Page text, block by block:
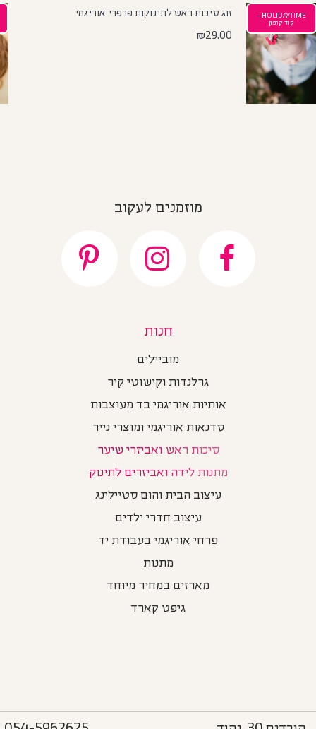
HOLIDAYTIME -
קוד קופון
זוג סיכות ראש לתינוקות פרפרי אוריגמי
₪29.00
מוזמנים לעקוב
חנות
מוביילים
גרלנדות וקישוטי קיר
אותיות אוריגמי בד מעוצבות
סדנאות אוריגמי ומוצרי נייר
סיכות ראש ואביזרי שיער
מתנות לידה ואביזרים לתינוק
עיצוב הבית והום סטיילינג
עיצוב חדרי ילדים
פרחי אוריגמי בעבודת יד
מתנות
מארזים במחיר מיוחד
גיפט קארד